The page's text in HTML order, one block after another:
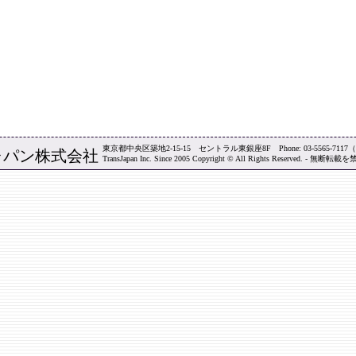
パン株式会社 東京都中央区築地2-15-15 セントラル東銀座8F Phone: 03-5565-7117（
TransJapan Inc. Since 2005 Copyright © All Rights Reserved. - 無断転載を